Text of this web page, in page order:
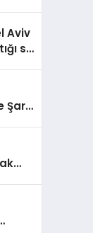
Aviv
su
Şara